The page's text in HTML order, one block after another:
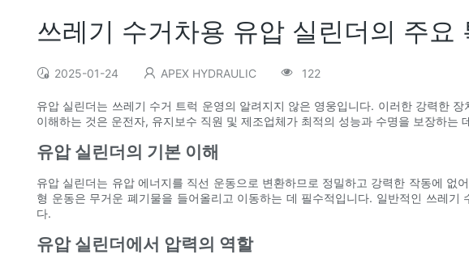
쓰레기 수거차용 유압 실린더의 주요
2025-01-24 APEX HYDRAULIC 122
유압 실린더는 쓰레기 수거 트럭 운영의 알려지지 않은 영웅입니다. 이러한 강력한
이해하는 것은 운전자, 유지보수 직원 및 제조업체가 최적의 성능과 수명을 보장하는
유압 실린더의 기본 이해
유압 실린더는 유압 에너지를 직선 운동으로 변환하므로 정밀하고 강력한 작동에
형 운동은 무거운 폐기물을 들어올리고 이동하는 데 필수적입니다. 일반적인 쓰레
다.
유압 실린더에서 압력의 역할